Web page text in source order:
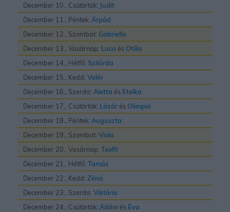
December 10., Csütörtök: Judit
December 11., Péntek: Árpád
December 12., Szombat: Gabriella
December 13., Vasárnap: Luca és Otilia
December 14., Hétfő: Szilárda
December 15., Kedd: Valér
December 16., Szerda: Aletta és Etelka
December 17., Csütörtök: Lázár és Olimpia
December 18., Péntek: Auguszta
December 19., Szombat: Viola
December 20., Vasárnap: Teofil
December 21., Hétfő: Tamás
December 22., Kedd: Zénó
December 23., Szerda: Viktória
December 24., Csütörtök: Ádám és Éva